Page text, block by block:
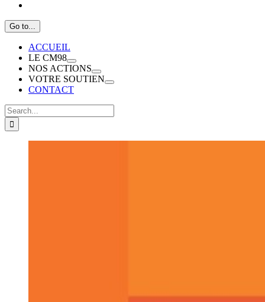
Go to...
ACCUEIL
LE CM98
NOS ACTIONS
VOTRE SOUTIEN
CONTACT
Search
for: